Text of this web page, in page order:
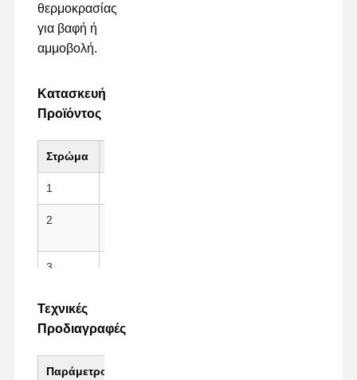
θερμοκρασίας
για βαφή ή
αμμοβολή.
Κατασκευή
Προϊόντος
Στρώμα
1
2
3
Τεχνικές
Προδιαγραφές
Παράμετρος